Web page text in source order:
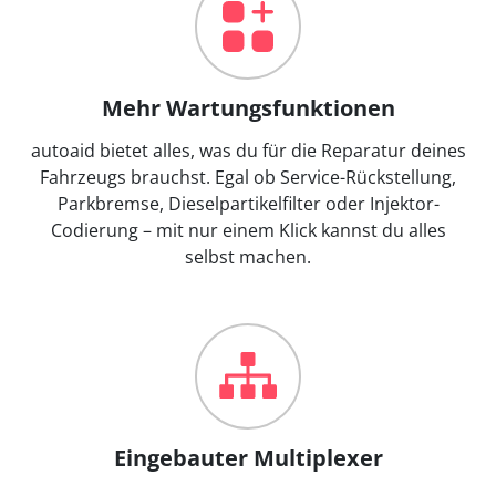
Mehr Wartungsfunktionen
autoaid bietet alles, was du für die Reparatur deines
Fahrzeugs brauchst. Egal ob Service-Rückstellung,
Parkbremse, Dieselpartikelfilter oder Injektor-
Codierung – mit nur einem Klick kannst du alles
selbst machen.
Eingebauter Multiplexer